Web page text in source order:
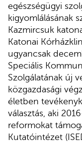
egészségügyi
kigyomlálásának
Kazmircsuk
Katonai
ugyancsak
Speciális
Szolgálatának új
közgazdasági
életben
választás, aki
reformokat
Kutatóintézet